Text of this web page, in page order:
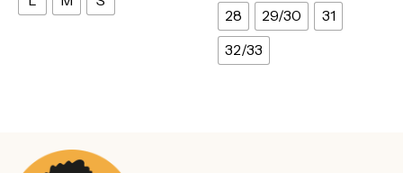
28
29/30
31
32/33